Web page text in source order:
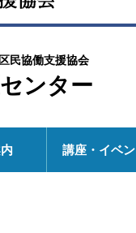
民協働支援協会
ンター
講座・イベン